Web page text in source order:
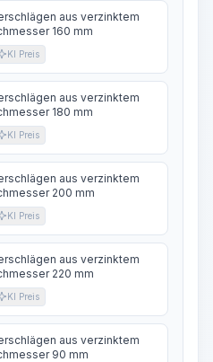
aus verzinktem
160 mm
KI Preis
aus verzinktem
180 mm
KI Preis
aus verzinktem
200 mm
KI Preis
aus verzinktem
220 mm
KI Preis
aus verzinktem
90 mm